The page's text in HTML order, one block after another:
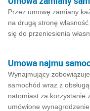
Przez umowę zamiany
na drugą stronę
się do przeniesienia
Umowa najmu
Wynajmujący
samochód wraz z
natomiast za korzystanie
umówione wynagrodzenie.